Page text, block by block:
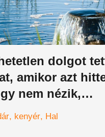
dolgot
amikor azt
nem nézik,
sem tudod
kenyér Hal